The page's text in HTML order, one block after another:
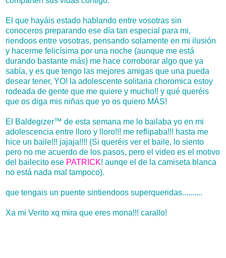
El que hayáis estado hablando entre vosotras sin
conoceros preparando ese día tan especial para mi,
riendoos entre vosotras, pensando solamente en mi ilusión
y hacerme felicísima por una noche (aunque me está
durando bastante más) me hace corroborar algo que ya
sabía, y es que tengo las mejores amigas que una pueda
desear tener, YO! la adolescente solitaria choromica estoy
rodeada de gente que me quiere y mucho!! y qué queréis
que os diga mis niñas que yo os quiero MÁS!
El Baldegizer™ de esta semana me lo bailaba yo en mi
adolescencia entre lloro y lloro!!! me reflipaba!!! hasta me
hice un baile!!! jajaja!!!! (Si queréis ver el baile, lo siento
pero no me acuerdo de los pasos, pero el video es el motivo
del bailecito ese PATRICK! aunqe el de la camiseta blanca
no está nada mal tampoco).
que tengais un puente sintiendoos superqueridas..........
Xa mi Verito xq mira que eres mona!!! carallo!